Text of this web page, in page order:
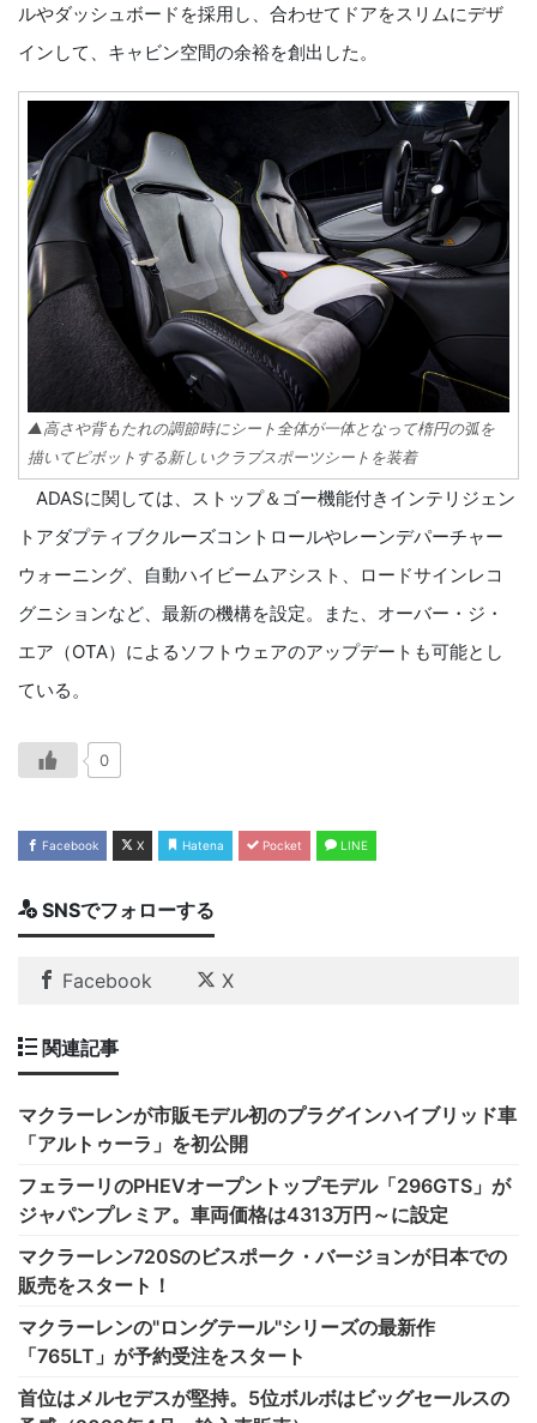
ルやダッシュボードを採用し、合わせてドアをスリムにデザ
インして、キャビン空間の余裕を創出した。
▲高さや背もたれの調節時にシート全体が一体となって楕円の弧を
描いてピボットする新しいクラブスポーツシートを装着
ADASに関しては、ストップ＆ゴー機能付きインテリジェン
トアダプティブクルーズコントロールやレーンデパーチャー
ウォーニング、自動ハイビームアシスト、ロードサインレコ
グニションなど、最新の機構を設定。また、オーバー・ジ・
エア（OTA）によるソフトウェアのアップデートも可能とし
ている。
0
Facebook X Hatena Pocket LINE
SNSでフォローする
Facebook X
関連記事
マクラーレンが市販モデル初のプラグインハイブリッド車
「アルトゥーラ」を初公開
フェラーリのPHEVオープントップモデル「296GTS」が
ジャパンプレミア。車両価格は4313万円～に設定
マクラーレン720Sのビスポーク・バージョンが日本での
販売をスタート！
マクラーレンの"ロングテール"シリーズの最新作
「765LT」が予約受注をスタート
首位はメルセデスが堅持。5位ボルボはビッグセールスの